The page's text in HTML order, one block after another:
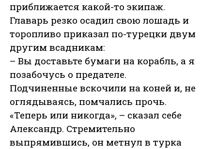
приближается какой-то экипаж.
Главарь резко осадил свою лошадь и
торопливо приказал по-турецки двум
другим всадникам:
– Вы доставьте бумаги на корабль, а я
позабочусь о предателе.
Подчиненные вскочили на коней и, не
оглядываясь, помчались прочь.
«Теперь или никогда», – сказал себе
Александр. Стремительно
выпрямившись, он метнул в турка